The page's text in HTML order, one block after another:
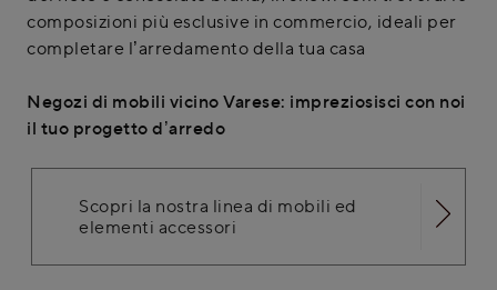
composizioni più esclusive in commercio, ideali per
completare l’arredamento della tua casa
Negozi di mobili vicino Varese: impreziosisci con noi
il tuo progetto d’arredo
Scopri la nostra linea di mobili ed
elementi accessori